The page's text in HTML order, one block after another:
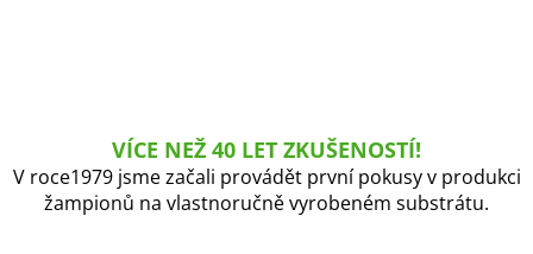
r
v
k
y
VÍCE NEŽ 40 LET ZKUŠENOSTÍ!
V roce1979 jsme začali provádět první pokusy v produkci
žampionů na vlastnoručně vyrobeném substrátu.